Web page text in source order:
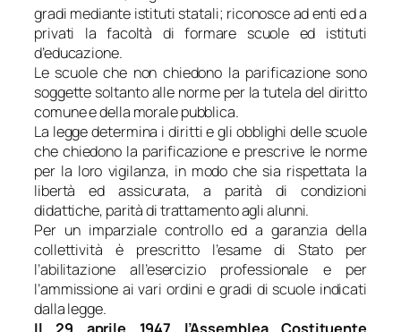
gradi mediante istituti statali; riconosce ad enti ed a
privati la facoltà di formare scuole ed istituti
d’educazione.
Le scuole che non chiedono la parificazione sono
soggette soltanto alle norme per la tutela del diritto
comune e della morale pubblica.
La legge determina i diritti e gli obblighi delle scuole
che chiedono la parificazione e prescrive le norme
per la loro vigilanza, in modo che sia rispettata la
libertà ed assicurata, a parità di condizioni
didattiche, parità di trattamento agli alunni.
Per un imparziale controllo ed a garanzia della
collettività è prescritto l’esame di Stato per
l’abilitazione all’esercizio professionale e per
l’ammissione ai vari ordini e gradi di scuole indicati
dalla legge.